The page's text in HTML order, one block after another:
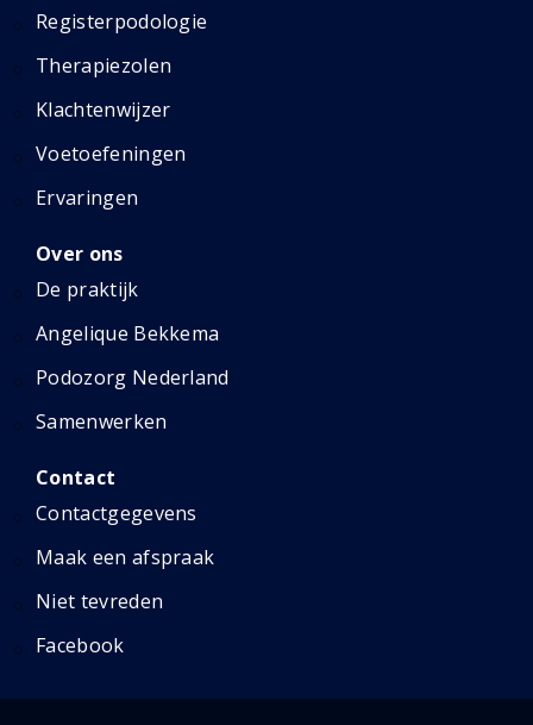
Registerpodologie
Therapiezolen
Klachtenwijzer
Voetoefeningen
Ervaringen
Over ons
De praktijk
Angelique Bekkema
Podozorg Nederland
Samenwerken
Contact
Contactgegevens
Maak een afspraak
Niet tevreden
Facebook